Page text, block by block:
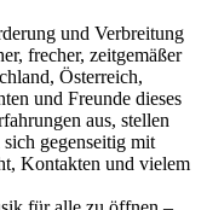
und Verbreitung
frecher, zeitgemäßer
Österreich,
und Freunde dieses
aus, stellen
gegenseitig mit
Kontakten und vielem